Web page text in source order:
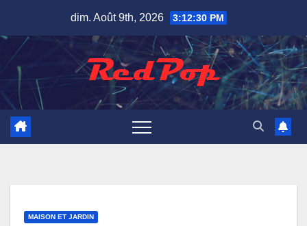
content
dim. Août 9th, 2026 3:12:31 PM
MAISON ET JARDIN